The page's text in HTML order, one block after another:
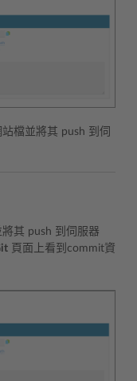
檔並將其 push 到伺
其 push 到伺服器
頁面上看到commit資